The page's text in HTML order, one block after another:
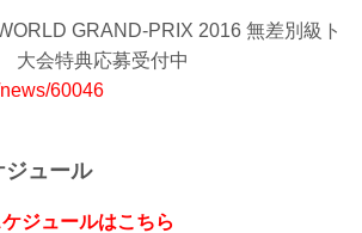
GRAND-PRIX 2016 無差別級ト
大会特典応募受付中
60046
ジュール
ジュールはこちら